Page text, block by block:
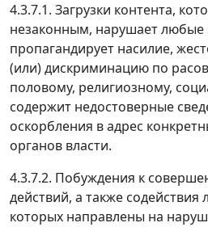
4.3.7.1. Загрузки контента,
незаконным, нарушает любые
пропагандирует насилие,
(или) дискриминацию по
половому, религиозному,
содержит недостоверные
оскорбления в адрес
органов власти.
4.3.7.2. Побуждения к
действий, а также содействия
которых направлены на